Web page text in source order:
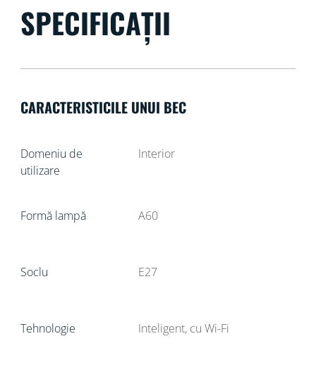
SPECIFICAȚII
CARACTERISTICILE UNUI BEC
Domeniu de
utilizare
Interior
Formă lampă A60
Soclu E27
Tehnologie Inteligent, cu Wi-Fi